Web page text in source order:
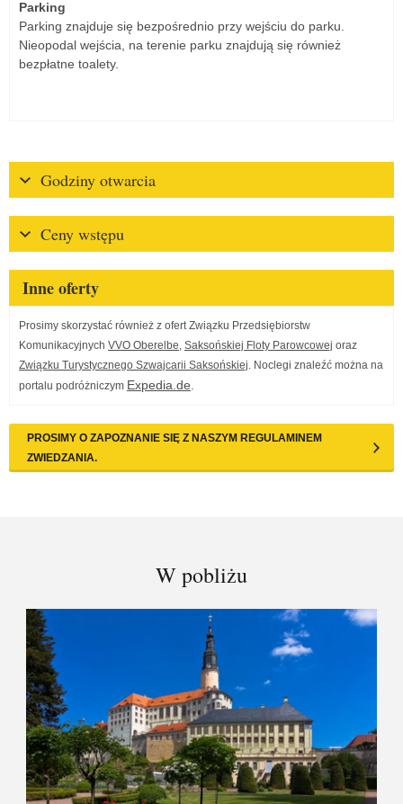
Parking
Parking znajduje się bezpośrednio przy wejściu do parku.
Nieopodal wejścia, na terenie parku znajdują się również
bezpłatne toalety.
Godziny otwarcia
Ceny wstępu
Inne oferty
Prosimy skorzystać również z ofert Związku Przedsiębiorstw
Komunikacyjnych VVO Oberelbe, Saksońskiej Floty Parowcowej oraz
Związku Turystycznego Szwajcarii Saksońskiej. Noclegi znaleźć można na
portalu podróżniczym Expedia.de.
PROSIMY O ZAPOZNANIE SIĘ Z NASZYM REGULAMINEM
ZWIEDZANIA.
W pobliżu